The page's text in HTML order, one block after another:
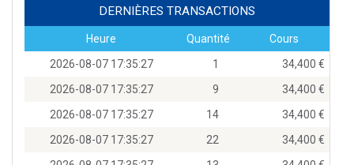
DERNIÈRES TRANSACTIONS
Heure Quantité
Cours
2026-08-07 17:35:27
1
34,400
2026-08-07 17:35:27
9
34,400
2026-08-07 17:35:27
14
34,400
2026-08-07 17:35:27
22
34,400